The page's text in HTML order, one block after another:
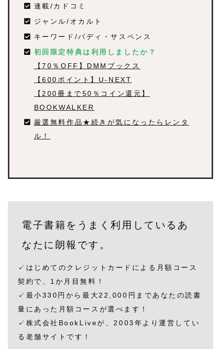
連載/カドコミ
ジャンル/オカルト
キーワード/バディ・サスペンス
初回限定特典は利用しましたか？
【70％OFF】DMMブックス
【600ポイント】U-NEXT
【200冊まで50％コイン還元】
BOOKWALKER
厳選無料作品★続きが気になったらレンタ
ル！
電子書籍をうまく利用しているあ
なたに朗報です。
✓はじめてのクレジットカードによる月額コース
契約で、1か月目無料！
✓最小330円から最大22,000円まであなたの読書
量にあった月額コースが選べます！
✓株式会社BookLiveが、2003年より運営してい
る老舗サイトです！